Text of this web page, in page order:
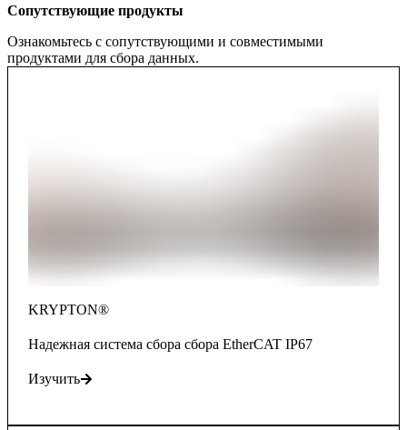
Сопутствующие продукты
Ознакомьтесь с сопутствующими и совместимыми
продуктами для сбора данных.
KRYPTON®
Hадежная система сбора сбора EtherCAT IP67
Изучить